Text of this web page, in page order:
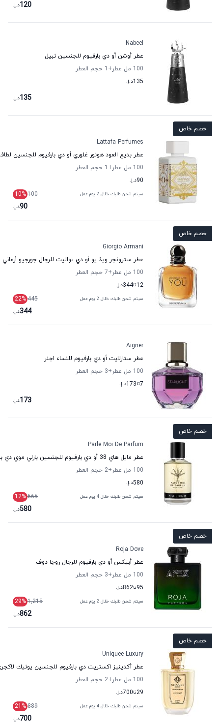
120د.إ.
Nabeel
عطر أوشن أو دي بارفيوم للجنسين نبيل
100 مل عطر
+1
حجم العطر
135د.إ.
135د.إ.
خصم خاص
Lattafa Perfumes
عطر بديع العود هونور غلوري أو دي بارفيوم للجنسين
100 مل عطر
+1
حجم العطر
90د.إ.
سيتم شحن طلبك خلال 2 يوم عمل 100
10%
90د.إ.
خصم خاص
Giorgio Armani
عطر سترونجر ويذ يو أو دي تواليت للرجال جورجيو أرماني
100 مل عطر
+7
حجم العطر
12تا344د.إ.
سيتم شحن طلبك خلال 2 يوم عمل 445
22%
344د.إ.
Aigner
عطر ستارلايت أو دي بارفيوم للنساء اجنر
100 مل عطر
+3
حجم العطر
7تا173د.إ.
173د.إ.
خصم خاص
Parle Moi De Parfum
عطر مايل هاي 38 أو دي بارفيوم للجنسين بارلي موي دي بارفان
100 مل عطر
+2
حجم العطر
580د.إ.
سيتم شحن طلبك خلال 4 يوم عمل 665
12%
580د.إ.
خصم خاص
Roja Dove
عطر أبيكس أو دي بارفيوم للرجال روجا دوڤ
100 مل عطر
+3
حجم العطر
95تا862د.إ.
سيتم شحن طلبك خلال 2 يوم عمل 1,215
29%
862د.إ.
خصم خاص
Uniquee Luxury
عطر أكدينيز اكستريت دي بارفيوم للجنسين يونيك
100 مل عطر
+2
حجم العطر
29تا700د.إ.
سيتم شحن طلبك خلال 4 يوم عمل 889
21 %
700د.إ.